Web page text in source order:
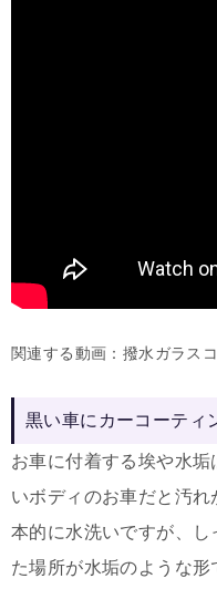
関連する動画：撥水ガラス
黒い車にカーコーティ
お車に付着する埃や水
いボディのお車だと汚
本的に水洗いですが、
た場所が水垢のような